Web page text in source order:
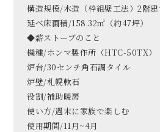
構造規模/木造（枠組壁工法）2階建
延べ床面積/158.32㎡（約47坪）
◆薪ストーブのこと
機種/ホンマ製作所（HTC-50TX）
炉台/30センチ角石調タイル
炉壁/札幌軟石
役割/補助暖房
使い方/週末に家族で楽しむ
使用期間/11月~4月